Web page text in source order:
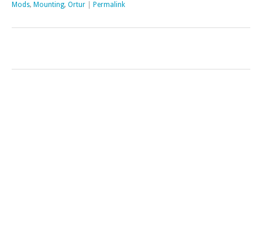
Mods, Mounting, Ortur Permalink